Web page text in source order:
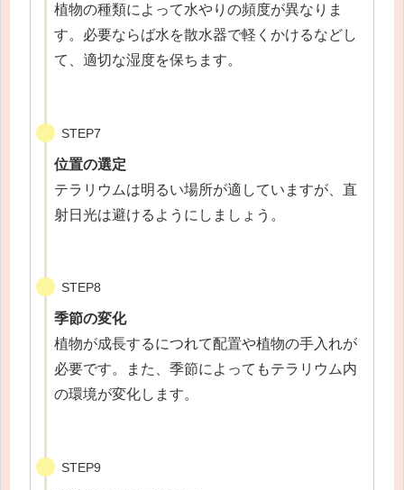
植物の種類によって水やりの頻度が異なりま
す。必要ならば水を散水器で軽くかけるなどし
て、適切な湿度を保ちます。
STEP7
位置の選定
テラリウムは明るい場所が適していますが、直
射日光は避けるようにしましょう。
STEP8
季節の変化
植物が成長するにつれて配置や植物の手入れが
必要です。また、季節によってもテラリウム内
の環境が変化します。
STEP9